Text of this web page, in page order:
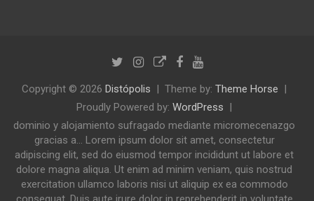
Copyright © 2026 Distópolis Theme by: Theme Horse
Proudly Powered by: WordPress
dominio y alojamiento sufragado mediante micromecenazgo
gracias a... Lorem ipsum dolor sit amet, consectetur
adipiscing elit, sed do eiusmod tempor incididunt ut labore et
dolore magna aliqua. Ut enim ad minim veniam, quis nostrud
exercitation ullamco laboris nisi ut aliquip ex ea commodo